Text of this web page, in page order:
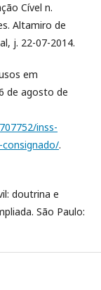
Cível n.
Altamiro de
j. 22-07-2014.
em
de agosto de
inss-
.
doutrina e
São Paulo: